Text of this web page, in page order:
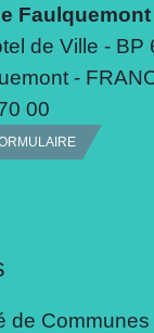
Faulquemont
de Ville - BP
-
00
de